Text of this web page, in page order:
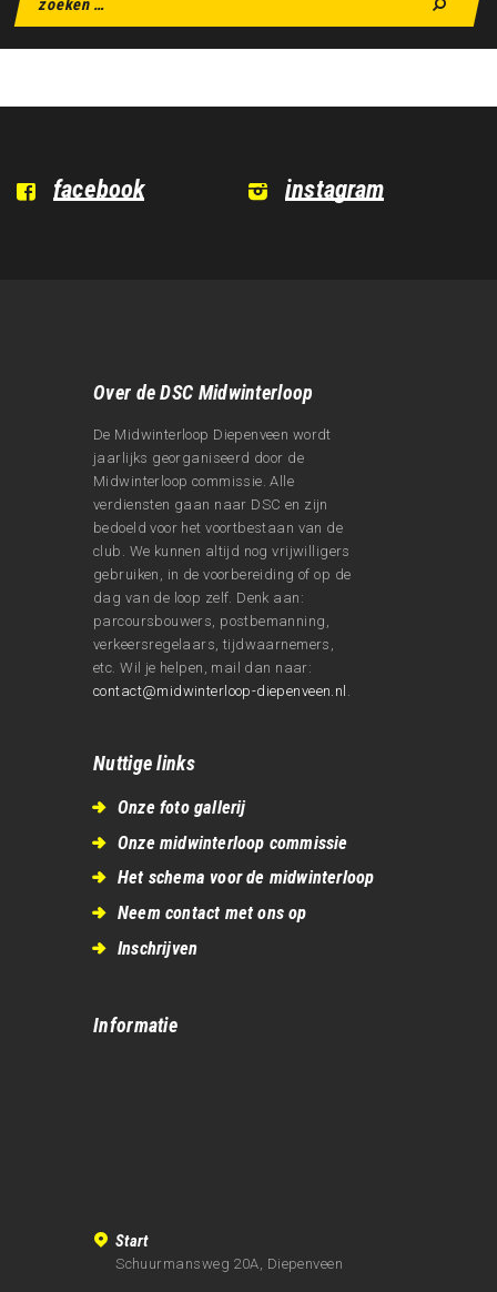
facebook instagram
Over de DSC Midwinterloop
De Midwinterloop Diepenveen wordt
jaarlijks georganiseerd door de
Midwinterloop commissie. Alle
verdiensten gaan naar DSC en zijn
bedoeld voor het voortbestaan van de
club. We kunnen altijd nog vrijwilligers
gebruiken, in de voorbereiding of op de
dag van de loop zelf. Denk aan:
parcoursbouwers, postbemanning,
verkeersregelaars, tijdwaarnemers,
etc. Wil je helpen, mail dan naar:
contact@midwinterloop-diepenveen.nl
Nuttige links
Onze foto gallerij
Onze midwinterloop commissie
Het schema voor de midwinterloop
Neem contact met ons op
Inschrijven
Informatie
Start
Schuurmansweg 20A, Diepenveen